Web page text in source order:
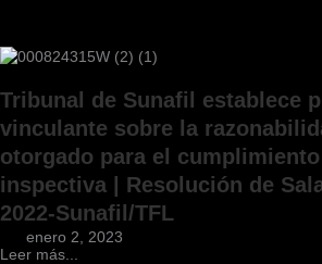
Tribunal de Sunafil establece
vinculante sobre la
otorgado para el
inspectiva | Resolución de
2022-Sunafil/TFL
enero 2, 2023
Leer más...